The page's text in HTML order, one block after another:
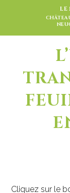
LE
Cliquez sur le